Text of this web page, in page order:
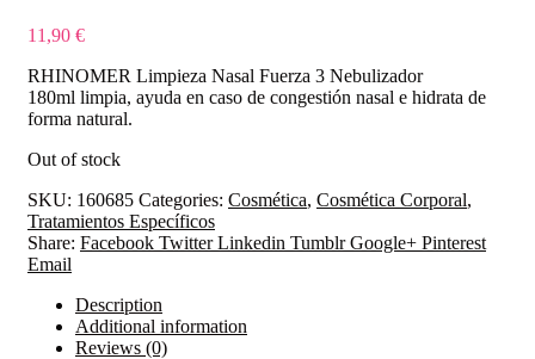
11,90 €
RHINOMER Limpieza Nasal Fuerza 3 Nebulizador
180ml limpia, ayuda en caso de congestión nasal e hidrata de
forma natural.
Out of stock
SKU: 160685 Categories: Cosmética, Cosmética Corporal,
Tratamientos Específicos
Share: Facebook Twitter Linkedin Tumblr Google+ Pinterest
Email
Description
Additional information
Reviews (0)